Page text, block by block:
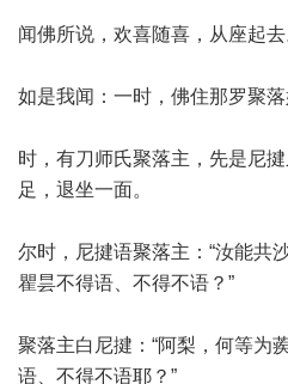
闻佛所说，欢喜随喜，从座起去
如是我闻：一时，佛住那罗聚落
时，有刀师氏聚落主，先是尼
足，退坐一面。
尔时，尼揵语聚落主：“汝能共
瞿昙不得语、不得不语？”
聚落主白尼揵：“阿梨，何等为
语、不得不语耶？”